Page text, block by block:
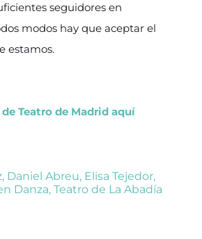
seguidores en
modos hay que aceptar el
estamos.
Teatro de Madrid aquí
, Daniel Abreu, Elisa Tejedor,
Danza, Teatro de La Abadía